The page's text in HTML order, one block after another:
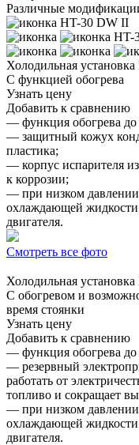
Различные
HT-30 DW II
HT-
Холодильная установка
С функцией обогрева
Узнать цену
Добавить к сравнению
— функция обогрева до
— защитный кожух
пластика;
— корпус испарителя
к коррозии;
— при низком давлении
охлаждающей жидкости
двигателя.
Смотреть все фото
Холодильная установка
С обогревом и
время стоянки
Узнать цену
Добавить к сравнению
— функция обогрева до
— резервный
работать от
топливо и сокращает
— при низком давлении
охлаждающей жидкости
двигателя.